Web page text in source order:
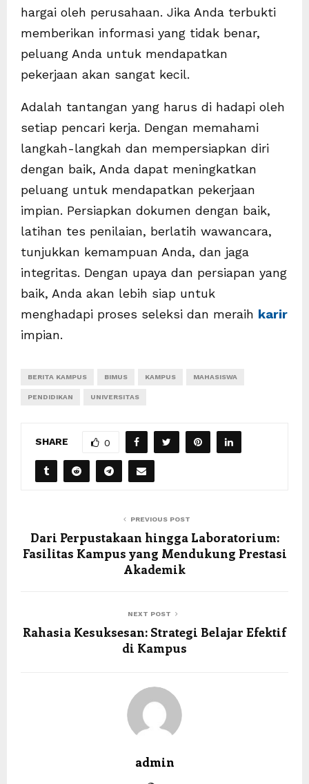
hargai oleh perusahaan. Jika Anda terbukti
memberikan informasi yang tidak benar,
peluang Anda untuk mendapatkan
pekerjaan akan sangat kecil.
Adalah tantangan yang harus di hadapi oleh
setiap pencari kerja. Dengan memahami
langkah-langkah dan mempersiapkan diri
dengan baik, Anda dapat meningkatkan
peluang untuk mendapatkan pekerjaan
impian. Persiapkan dokumen dengan baik,
latihan tes penilaian, berlatih wawancara,
tunjukkan kemampuan Anda, dan jaga
integritas. Dengan upaya dan persiapan yang
baik, Anda akan lebih siap untuk
menghadapi proses seleksi dan meraih karir
impian.
BERITA KAMPUS BIMUS KAMPUS MAHASISWA
PENDIDIKAN UNIVERSITAS
SHARE 0
PREVIOUS POST
Dari Perpustakaan hingga Laboratorium:
Fasilitas Kampus yang Mendukung Prestasi
Akademik
NEXT POST
Rahasia Kesuksesan: Strategi Belajar Efektif
di Kampus
admin